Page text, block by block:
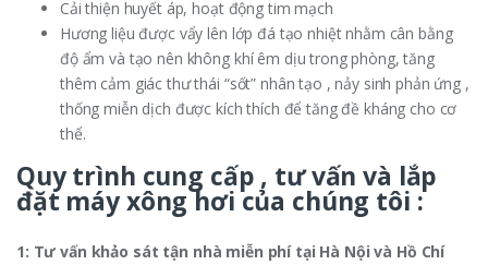
Cải thiện huyết áp, hoạt động tim mạch
Hương liệu được vẩy lên lớp đá tạo nhiệt nhằm cân bằng
độ ẩm và tạo nên không khí êm dịu trong phòng, tăng
thêm cảm giác thư thái “sốt” nhân tạo , nảy sinh phản ứng ,
thống miễn dịch được kích thích để tăng đề kháng cho cơ
thể.
Quy trình cung cấp , tư vấn và lắp
đặt máy xông hơi của chúng tôi :
1: Tư vấn khảo sát tận nhà miễn phí tại Hà Nội và Hồ Chí